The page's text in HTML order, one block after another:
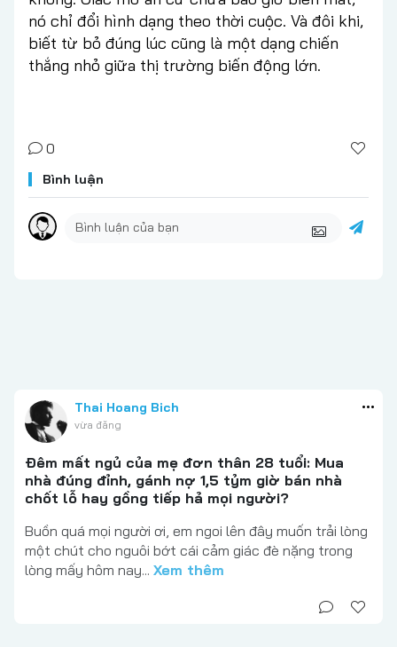
nó chỉ đổi hình dạng theo thời cuộc. Và đôi khi,
biết từ bỏ đúng lúc cũng là một dạng chiến
thắng nhỏ giữa thị trường biến động lớn.
0
Bình luận
Thai Hoang Bich
vừa đăng
Đêm mất ngủ của mẹ đơn thân 28 tuổi: Mua
nhà đúng đỉnh, gánh nợ 1,5 tỷm giờ bán nhà
chốt lỗ hay gồng tiếp hả mọi người?
Buồn quá mọi người ơi, em ngoi lên đây muốn trải lòng
một chút cho nguôi bớt cái cảm giác đè nặng trong
lòng mấy hôm nay... Xem thêm